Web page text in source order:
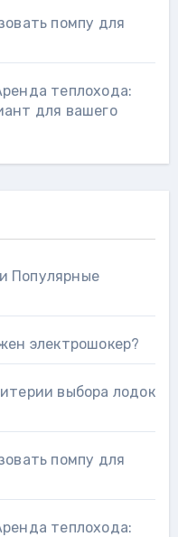
помпу для
теплохода:
для вашего
Популярные
электрошокер?
выбора лодок
помпу для
теплохода: